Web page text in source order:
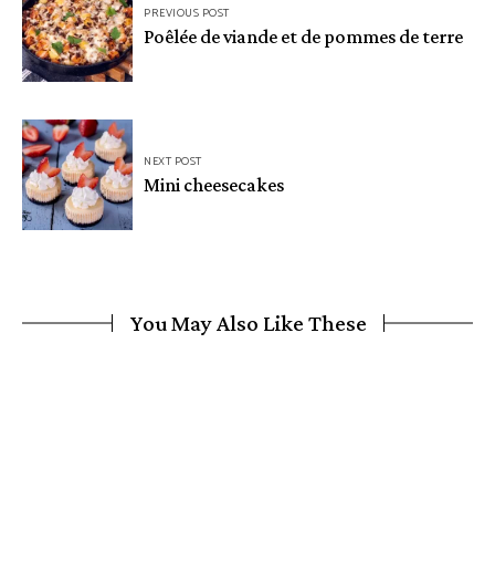
de
l’article
PREVIOUS POST
Poêlée de viande et de pommes de terre
NEXT POST
Mini cheesecakes
You May Also Like These